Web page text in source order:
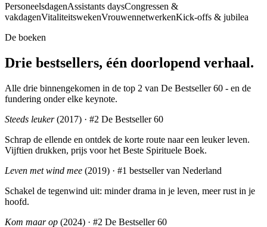
PersoneelsdagenAssistants daysCongressen &
vakdagenVitaliteitswekenVrouwennetwerkenKick-offs & jubilea
De boeken
Drie bestsellers, één doorlopend verhaal.
Alle drie binnengekomen in de top 2 van De Bestseller 60 - en de
fundering onder elke keynote.
Steeds leuker(2017) · #2 De Bestseller 60
Schrap de ellende en ontdek de korte route naar een leuker leven.
Vijftien drukken, prijs voor het Beste Spirituele Boek.
Leven met wind mee (2019) · #1 bestseller van Nederland
Schakel de tegenwind uit: minder drama in je leven, meer rust in je
hoofd.
Kom maar op (2024) · #2 De Bestseller 60